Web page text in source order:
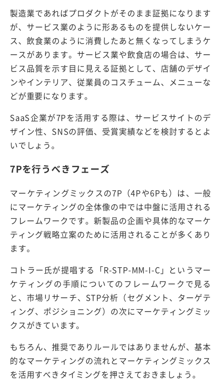
製造業であればプロダクトがそのまま証拠になります
が、サービス業のように形あるものを提供しないケー
ス、飲食業のように消費したあと無くなってしまうケ
ースがあります。サービス業や飲食店の場合は、サー
ビス品質を示す目に見える証拠として、店舗のデザイ
ンやインテリア、従業員のコスチューム、メニューな
どが重要になります。
SaaS企業が7Pを活用する際は、サービスサイトのデ
ザイン性、SNSの評価、受賞実績などを検討するとよ
いでしょう。
7Pを行うべきフェーズ
マーケティングミックスの7P（4Pや6Pも）は、一般
にマーケティングの全体像の中では中盤に活用される
フレームワークです。新製品の企画や具体的なマーケ
ティング戦略立案のために活用されることが多くあり
ます。
コトラー氏が提唱する「R-STP-MM-I-C」というマー
ケティングの手順についてのフレームワークで見る
と、市場リサーチ、STP分析（セグメント、ターゲテ
ィング、ポジショニング）の次にマーケティングミッ
クスがきています。
もちろん、推奨でありルールではありませんが、基本
的なマーケティングの流れとマーケティングミックス
を活用すべきタイミングを押さえておきましょう。